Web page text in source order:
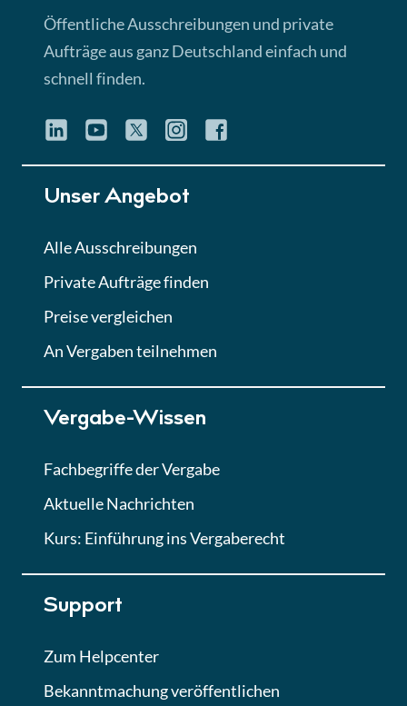
► 4:31 Min
Quiz
Eignung im Vergabeverfahren
Lektion 6
Abgabe von Angeboten
Lektion
Lektion 7
Finales Quiz
Öffentliche Ausschreibungen und private
Aufträge aus ganz Deutschland einfach und
schnell finden.
Unser Angebot
Alle Ausschreibungen
Private Aufträge finden
Preise vergleichen
An Vergaben teilnehmen
Vergabe-Wissen
Fachbegriffe der Vergabe
Aktuelle Nachrichten
Kurs: Einführung ins Vergaberecht
Support
Zum Helpcenter
Bekanntmachung veröffentlichen